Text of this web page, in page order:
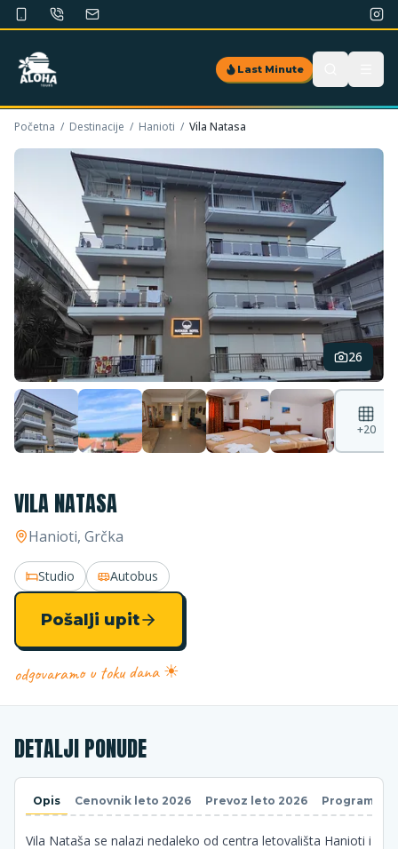
Last Minute
Početna / Destinacije / Hanioti / Vila Natasa
26
+20
VILA NATASA
Hanioti, Grčka
Studio Autobus
Pošalji upit
odgovaramo u toku dana ☀
DETALJI PONUDE
Opis Cenovnik leto 2026 Prevoz leto 2026 Program
Vila Nataša se nalazi nedaleko od centra letovališta Hanioti i